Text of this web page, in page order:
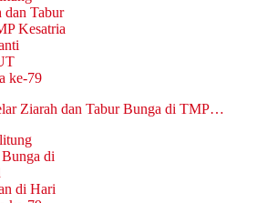
Ziarah dan Tabur Bunga di TMP…